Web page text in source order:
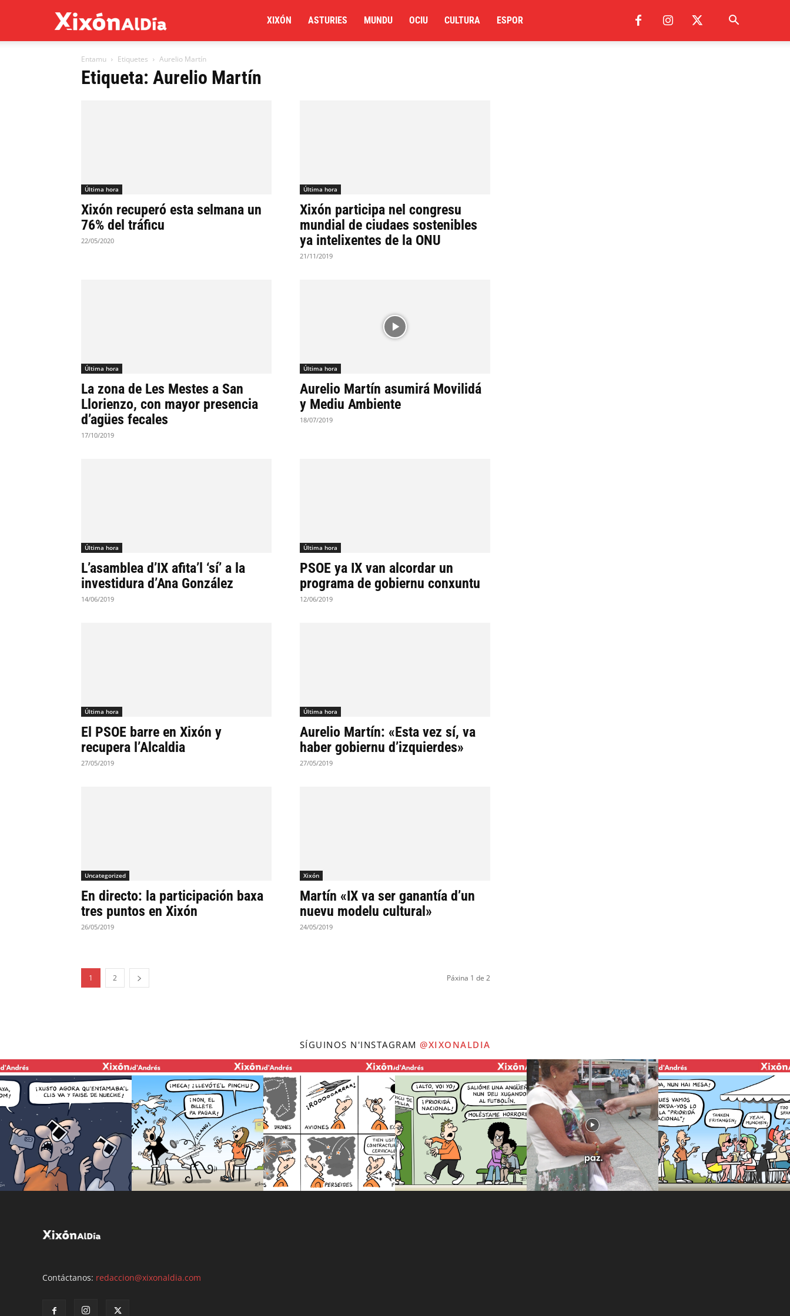
al
XIXÓN ASTURIES MUNDU OCIU CULTURA ESPOR
Entamu Etiquetes Aurelio Martín
Etiqueta: Aurelio Martín
Última hora
Xixón recuperó esta selmana un
76% del tráficu
22/05/2020
Última hora
Xixón participa nel congresu
mundial de ciudaes sostenibles
ya intelixentes de la ONU
21/11/2019
Última hora
La zona de Les Mestes a San
Llorienzo, con mayor presencia
d’agües fecales
17/10/2019
Última hora
Aurelio Martín asumirá Movilidá
y Mediu Ambiente
18/07/2019
Última hora
L’asamblea d’IX afita’l ‘sí’ a la
investidura d’Ana González
14/06/2019
Última hora
PSOE ya IX van alcordar un
programa de gobiernu conxuntu
12/06/2019
Última hora
El PSOE barre en Xixón y
recupera l’Alcaldia
27/05/2019
Última hora
Aurelio Martín: «Esta vez sí, va
haber gobiernu d’izquierdes»
27/05/2019
Uncategorized
En directo: la participación baxa
tres puntos en Xixón
26/05/2019
Xixón
Martín «IX va ser ganantía d’un
nuevu modelu cultural»
24/05/2019
1 2 Páxina 1 de 2
SÍGUINOS N'INSTAGRAM @XIXONALDIA
Contáctanos: redaccion@xixonaldia.com